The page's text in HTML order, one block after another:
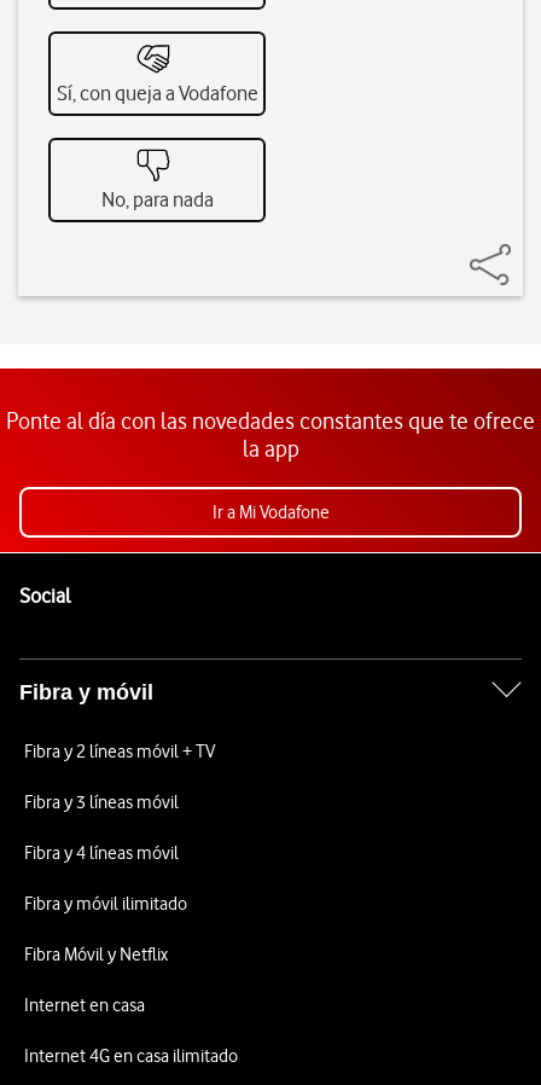
Sí, con queja a Vodafone
No, para nada
Ponte al día con las novedades constantes que te ofrece
la app
Ir a Mi Vodafone
SocialEnlaces a las redes sociales de Vodafone
Fibra y móvil
Fibra y 2 líneas móvil + TV
Fibra y 3 líneas móvil
Fibra y 4 líneas móvil
Fibra y móvil ilimitado
Fibra Móvil y Netflix
Internet en casa
Internet 4G en casa ilimitado